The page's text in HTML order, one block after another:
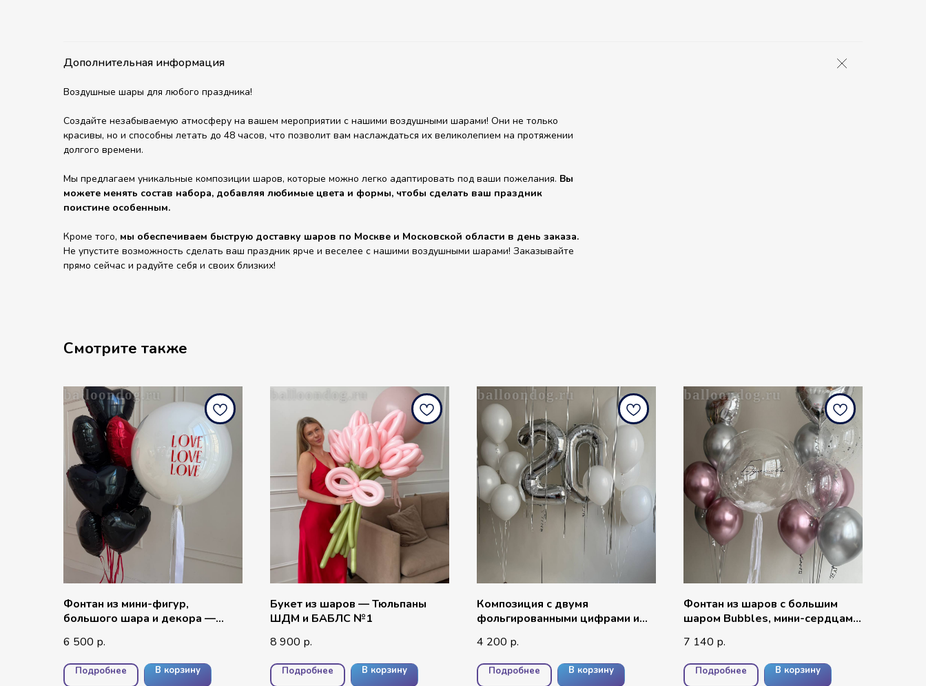
Дополнительная информация
Воздушные шары для любого праздника!
Создайте незабываемую атмосферу на вашем мероприятии с нашими воздушными шарами! Они не только
красивы, но и способны летать до 48 часов, что позволит вам наслаждаться их великолепием на протяжении
долгого времени.
Мы предлагаем уникальные композиции шаров, которые можно легко адаптировать под ваши пожелания. Вы
можете менять состав набора, добавляя любимые цвета и формы, чтобы сделать ваш праздник
поистине особенным.
Кроме того, мы обеспечиваем быструю доставку шаров по Москве и Московской области в день заказа.
Не упустите возможность сделать ваш праздник ярче и веселее с нашими воздушными шарами! Заказывайте
прямо сейчас и радуйте себя и своих близких!
Смотрите также
balloondog.ru
Фонтан из мини-фигур,
большого шара и декора —
Наклейка
6 500 р.
Подробнее В корзину
balloondog.ru
Букет из шаров — Тюльпаны
ШДМ и БАБЛС №1
8 900 р.
Подробнее В корзину
balloondog.ru
Композиция с двумя
фольгированными цифрами и
4 200 р.
Подробнее В корзину
balloondog.ru
Фонтан из шаров с большим
шаром Bubbles, мини-сердцами,
конфетти
7 140 р.
Подробнее В корзину